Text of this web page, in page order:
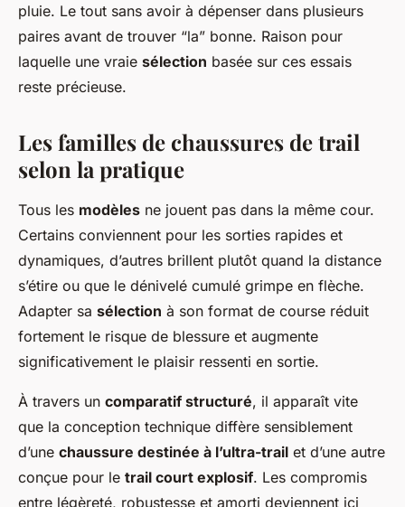
pluie. Le tout sans avoir à dépenser dans plusieurs
paires avant de trouver “la” bonne. Raison pour
laquelle une vraie sélection basée sur ces essais
reste précieuse.
Les familles de chaussures de trail
selon la pratique
Tous les modèles ne jouent pas dans la même cour.
Certains conviennent pour les sorties rapides et
dynamiques, d’autres brillent plutôt quand la distance
s’étire ou que le dénivelé cumulé grimpe en flèche.
Adapter sa sélection à son format de course réduit
fortement le risque de blessure et augmente
significativement le plaisir ressenti en sortie.
À travers un comparatif structuré, il apparaît vite
que la conception technique diffère sensiblement
d’une chaussure destinée à l’ultra-trail et d’une autre
conçue pour le trail court explosif. Les compromis
entre légèreté, robustesse et amorti deviennent ici